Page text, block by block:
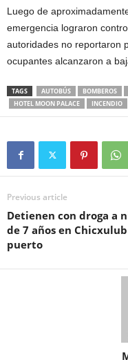
Luego de
emergencia lograron
autoridades no reportaron
ocupantes alcanzaron a
TAGS AUTOBÚS BOMBEROS
HOTEL MOON PALACE
INCENDIO
Previous article
Detienen con droga a
de 7 años en Chicxulub
puerto